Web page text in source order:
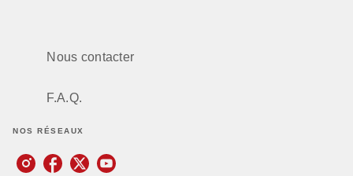
Nous contacter
F.A.Q.
NOS RÉSEAUX